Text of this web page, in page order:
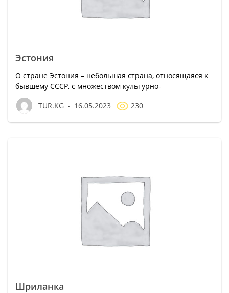
Эстония
О стране Эстония – небольшая страна, относящаяся к
бывшему СССР, с множеством культурно-
TUR.KG
16.05.2023 230
Шриланка